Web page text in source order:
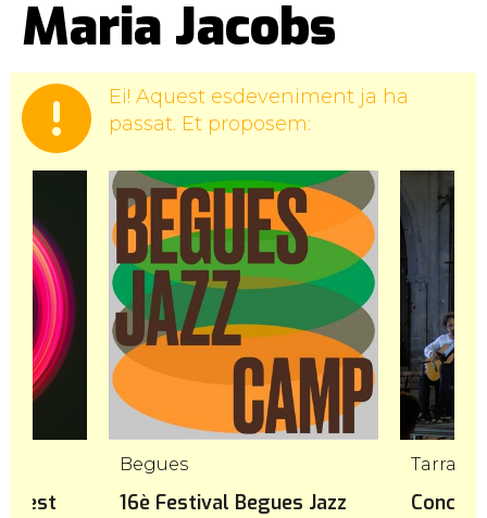
Maria Jacobs
Ei! Aquest esdeveniment ja ha
passat. Et proposem:
Begues
16è Festival Begues Jazz